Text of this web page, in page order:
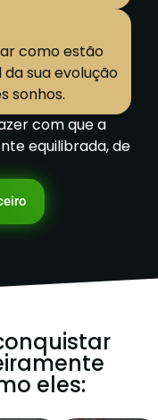
como estão
sua evolução
sonhos.
com que a
equilibrada, de
eles: